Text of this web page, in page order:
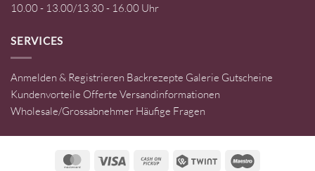
10.00 - 13.00/13.30 - 16.00 Uhr
SERVICES
Anmelden & Registrieren Backrezepte Galerie Gutscheine
Kundenvorteile Offerte Versandinformationen
Wholesale/Grossabnehmer Häufige Fragen
MasterCardVisa
Cash
Twint